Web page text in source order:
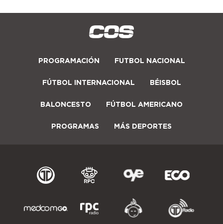
PROGRAMACIÓN FUTBOL NACIONAL
FÚTBOL INTERNACIONAL BÉISBOL
BALONCESTO FÚTBOL AMERICANO
PROGRAMAS MÁS DEPORTES